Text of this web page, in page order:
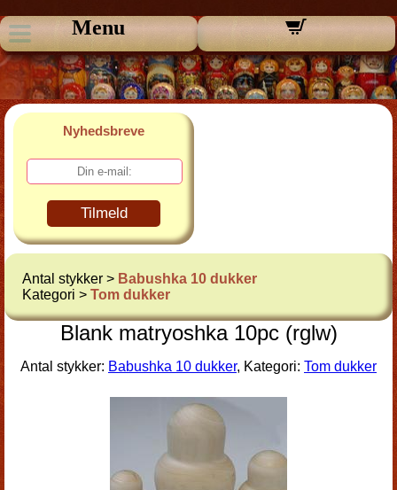
Menu
Nyhedsbreve
Tilmeld
Antal stykker > Babushka 10 dukker
Kategori > Tom dukker
Blank matryoshka 10pc (rglw)
Antal stykker: Babushka 10 dukker, Kategori: Tom dukker